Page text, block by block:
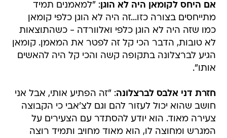
אם היחס לקומאן היה לא הוגן: "למאמנים תמיד
מתייחסים בצורה כזו...זה היה לא הוגן כלפי קומאן
כמו שזה היה לא הוגן כלפי ואלוורדה - כשהתוצאות
לא טובות, הדבר הכי קל זה לפטר את המאמן. קומאן
הגיע לברצלונה בתקופה קשה והכי קל היה להאשים
אותו".
חזרת דני אלבס לברצלונה: "זה הפתיע אותי, אבל אני
חושב שהוא יכול לעזור להם וגם לצ'אבי כי הקבוצה
צעירה מאוד. הוא יודע להסתדר עם הצעירים על
המגרש ומחוצה לו, הוא מאוד מחויב ותמיד רוצה